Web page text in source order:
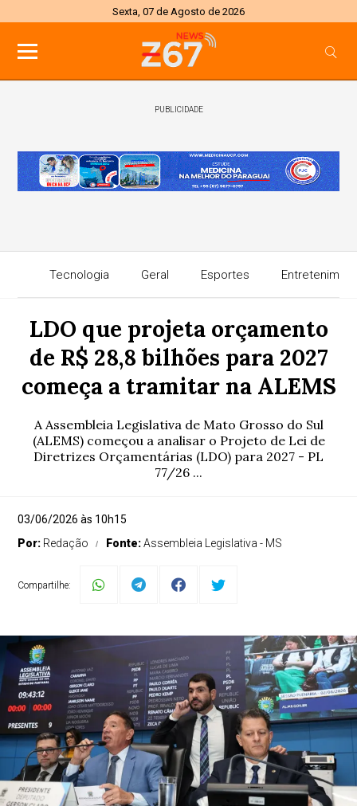
Sexta, 07 de Agosto de 2026
PUBLICIDADE
Tecnologia Geral Esportes
LDO que projeta orçamento
de R$ 28,8 bilhões para 2027
começa a tramitar na ALEMS
A Assembleia Legislativa de Mato Grosso do Sul
(ALEMS) começou a analisar o Projeto de Lei de
Diretrizes Orçamentárias (LDO) para 2027 - PL
77/26 ...
03/06/2026 às 10h15
Por: Redação Fonte:Assembleia Legislativa - MS
Compartilhe: